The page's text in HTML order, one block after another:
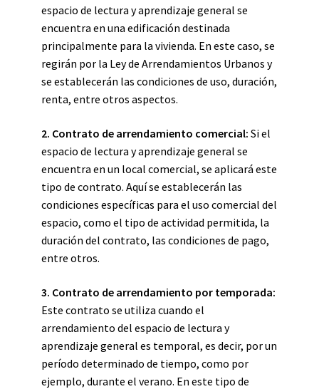
espacio de lectura y aprendizaje general se
encuentra en una edificación destinada
principalmente para la vivienda. En este caso, se
regirán por la Ley de Arrendamientos Urbanos y
se establecerán las condiciones de uso, duración,
renta, entre otros aspectos.
2. Contrato de arrendamiento comercial: Si el
espacio de lectura y aprendizaje general se
encuentra en un local comercial, se aplicará este
tipo de contrato. Aquí se establecerán las
condiciones específicas para el uso comercial del
espacio, como el tipo de actividad permitida, la
duración del contrato, las condiciones de pago,
entre otros.
3. Contrato de arrendamiento por temporada:
Este contrato se utiliza cuando el
arrendamiento del espacio de lectura y
aprendizaje general es temporal, es decir, por un
período determinado de tiempo, como por
ejemplo, durante el verano. En este tipo de